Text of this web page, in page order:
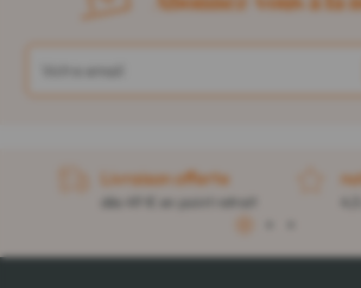
Livraison offerte
dès 49 € en point retrait
1